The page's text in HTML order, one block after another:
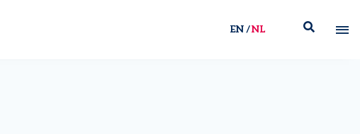
EN NL